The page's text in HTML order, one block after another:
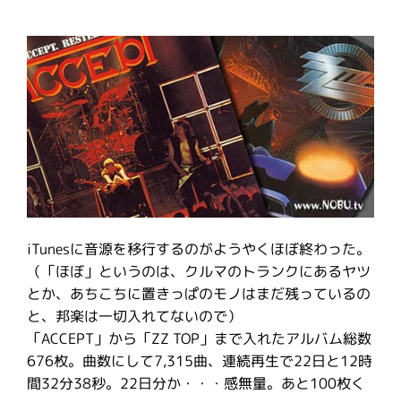
iTunesに音源を移行するのがようやくほぼ終わった。
（「ほぼ」というのは、クルマのトランクにあるヤツ
とか、あちこちに置きっぱのモノはまだ残っているの
と、邦楽は一切入れてないので）
「ACCEPT」から「ZZ TOP」まで入れたアルバム総数
676枚。曲数にして7,315曲、連続再生で22日と12時
間32分38秒。22日分か・・・感無量。あと100枚く